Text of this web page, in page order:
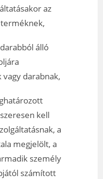
az
álló
darabnak,
kell
a
megjelölt, a
személy
számított